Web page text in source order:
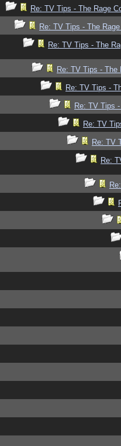
Re: TV Tips - The Rage
Re: TV Tips - The
Re: TV Tips - The
Re: TV Tips - The
Re: TV Tips -
Re: TV Tips
Re: TV
Re: TV
Re: